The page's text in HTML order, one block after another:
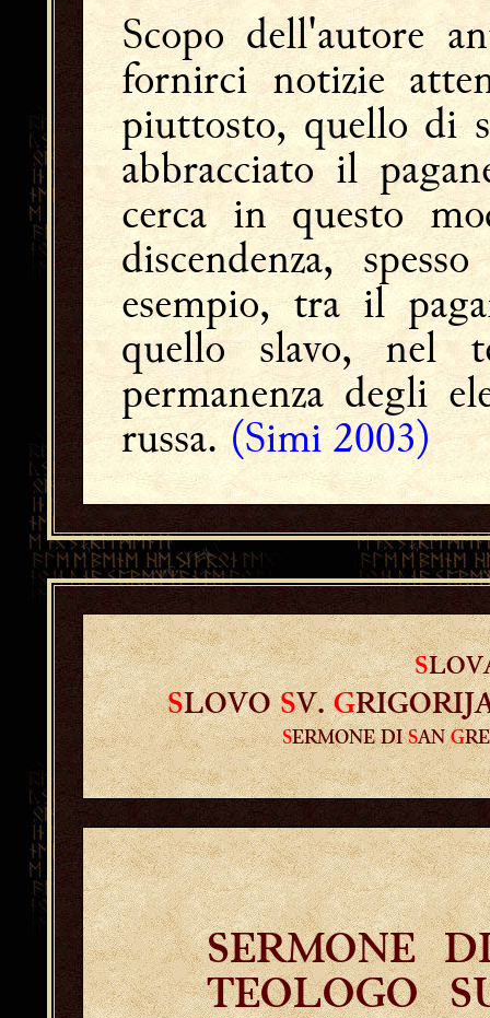
Scopo dell'autore
fornirci notizie
piuttosto, quello di
abbracciato il
cerca in questo
discendenza,
esempio, tra il
quello slavo, nel
permanenza degli
russa.(Simi 2003)
S
SLOVOSV.G
SERMONE DISANG
SERMONE
TEOLOGO